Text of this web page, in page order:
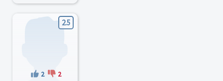
2.5
2 2